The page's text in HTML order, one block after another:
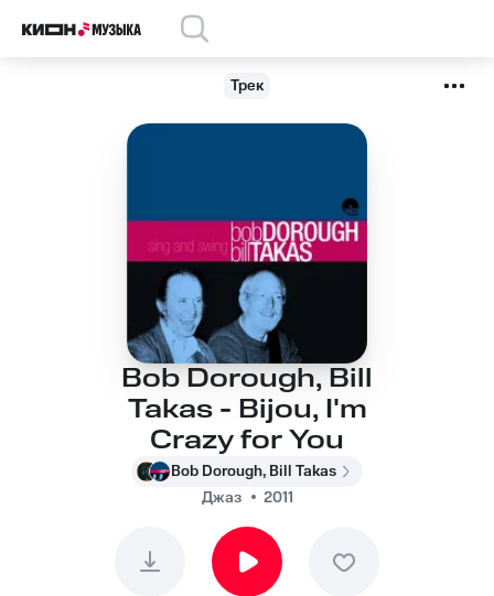
Трек
Bob Dorough, Bill
Takas - Bijou, I'm
Crazy for You
Bob Dorough, Bill Takas
Джаз
2011